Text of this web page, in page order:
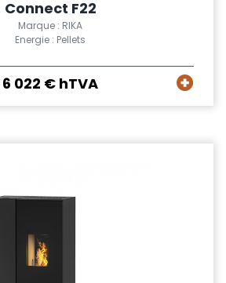
Connect F22
Marque : RIKA
Energie : Pellets
6 022 € hTVA